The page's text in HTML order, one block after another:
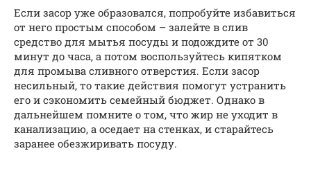
Если засор уже образовался, попробуйте избавиться
от него простым способом – залейте в слив
средство для мытья посуды и подождите от 30
минут до часа, а потом воспользуйтесь кипятком
для промыва сливного отверстия. Если засор
несильный, то такие действия помогут устранить
его и сэкономить семейный бюджет. Однако в
дальнейшем помните о том, что жир не уходит в
канализацию, а оседает на стенках, и старайтесь
заранее обезжиривать посуду.